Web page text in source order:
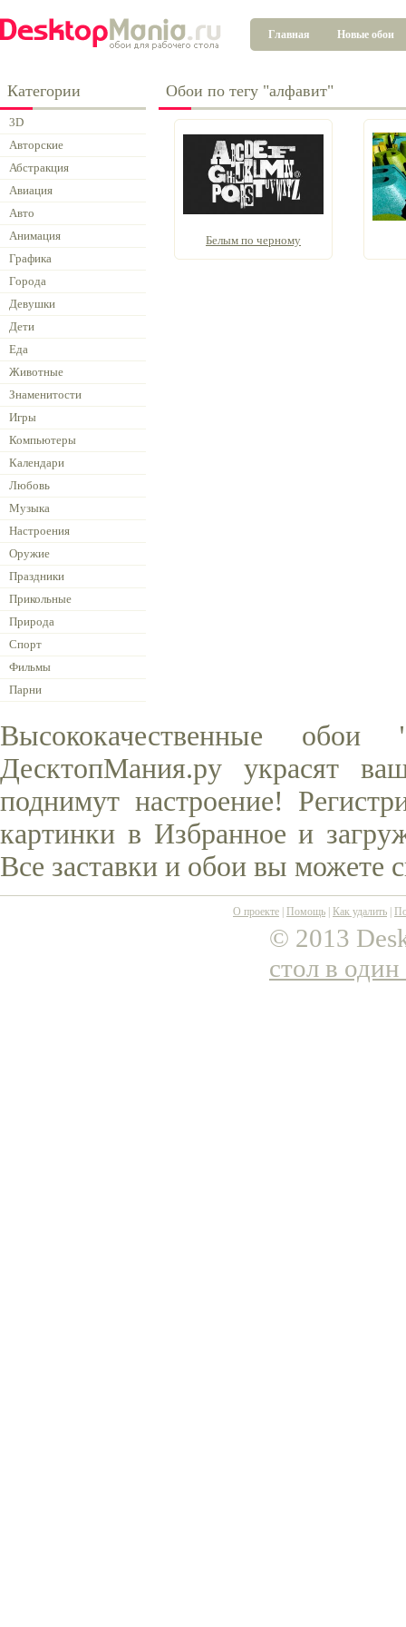
Главная Новые обои
Категории
3D
Авторские
Абстракция
Авиация
Авто
Анимация
Графика
Города
Девушки
Дети
Еда
Животные
Знаменитости
Игры
Компьютеры
Календари
Любовь
Музыка
Настроения
Оружие
Праздники
Прикольные
Природа
Спорт
Фильмы
Парни
Обои по тегу "алфавит"
Белым по черному
Высококачественные
ДесктопМания.ру украсят
поднимут настроение!
картинки в Избранное и
Все заставки и обои вы можете
О проекте Помощь Как удалить
© 2013
стол в